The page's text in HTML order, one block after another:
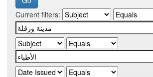
Current filters: